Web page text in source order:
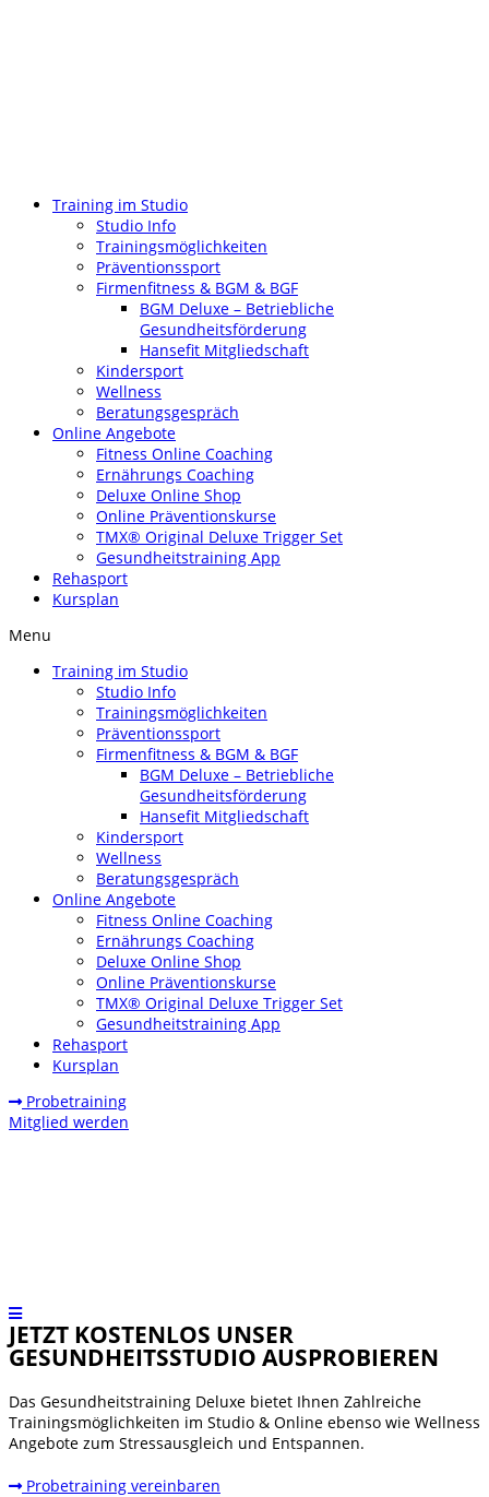
Training im Studio
Studio Info
Trainingsmöglichkeiten
Präventionssport
Firmenfitness & BGM & BGF
BGM Deluxe – Betriebliche
Gesundheitsförderung
Hansefit Mitgliedschaft
Kindersport
Wellness
Beratungsgespräch
Online Angebote
Fitness Online Coaching
Ernährungs Coaching
Deluxe Online Shop
Online Präventionskurse
TMX® Original Deluxe Trigger Set
Gesundheitstraining App
Rehasport
Kursplan
Menu
Training im Studio
Studio Info
Trainingsmöglichkeiten
Präventionssport
Firmenfitness & BGM & BGF
BGM Deluxe – Betriebliche
Gesundheitsförderung
Hansefit Mitgliedschaft
Kindersport
Wellness
Beratungsgespräch
Online Angebote
Fitness Online Coaching
Ernährungs Coaching
Deluxe Online Shop
Online Präventionskurse
TMX® Original Deluxe Trigger Set
Gesundheitstraining App
Rehasport
Kursplan
Probetraining
Mitglied werden
JETZT KOSTENLOS UNSER
GESUNDHEITSSTUDIO AUSPROBIEREN
Das Gesundheitstraining Deluxe bietet Ihnen Zahlreiche
Trainingsmöglichkeiten im Studio & Online ebenso wie Wellness
Angebote zum Stressausgleich und Entspannen.
Probetraining vereinbaren